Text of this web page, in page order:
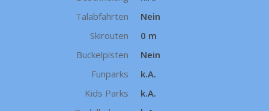
Talabfahrten
Nein
Skirouten
0 m
Buckelpisten
Nein
Funparks
k.A.
Kids Parks
k.A.